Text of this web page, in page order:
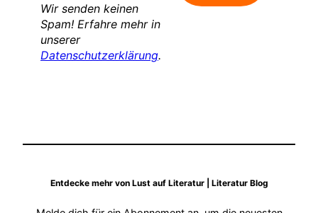
Wir senden keinen
Spam! Erfahre mehr in
unserer
Datenschutzerklärung.
Entdecke mehr von Lust auf Literatur | Literatur Blog